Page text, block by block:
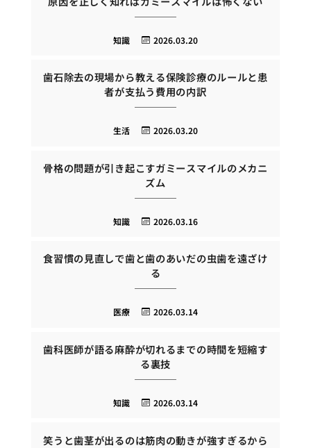
2026.03.20
知識
歯石除去の現場から教える保険診療のルールと患
者が支払う費用の内訳
2026.03.20
生活
骨格の問題が引き起こすガミースマイルのメカニ
ズム
2026.03.16
知識
食習慣の見直しで歯と歯のあいだの虫歯を遠ざけ
る
2026.03.14
医療
歯科医師が語る麻酔が切れるまでの時間を短縮す
る裏技
2026.03.14
知識
笑うと歯茎が出るのは筋肉の動きが強すぎるから